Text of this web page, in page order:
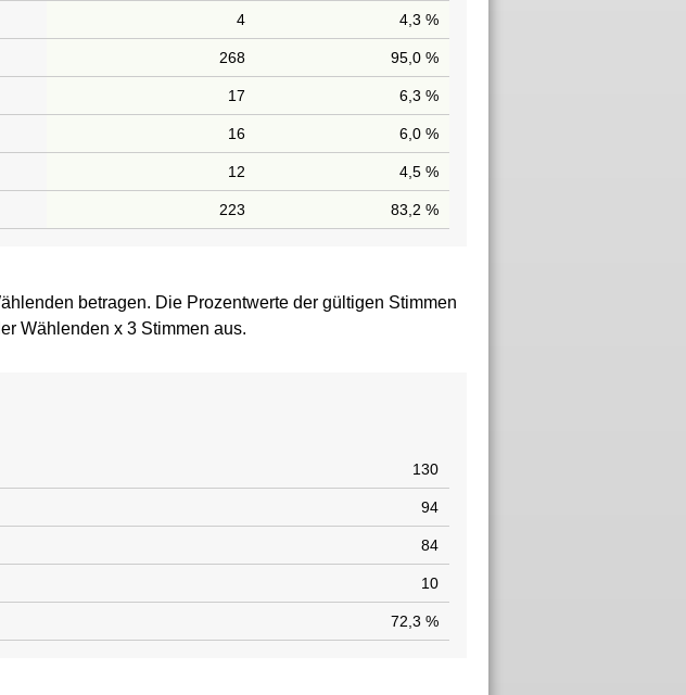
4 4,3 %
268 95,0 %
17 6,3 %
16 6,0 %
12 4,5 %
223 83,2 %
betragen. Die Prozentwerte der gültigen Stimmen
Wählenden x 3 Stimmen aus.
130
94
84
10
72,3 %